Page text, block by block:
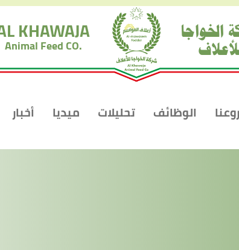
الخواجا KHAWAJA
Animal Feed CO.
الوظائف تحليلات ميديا أخبار